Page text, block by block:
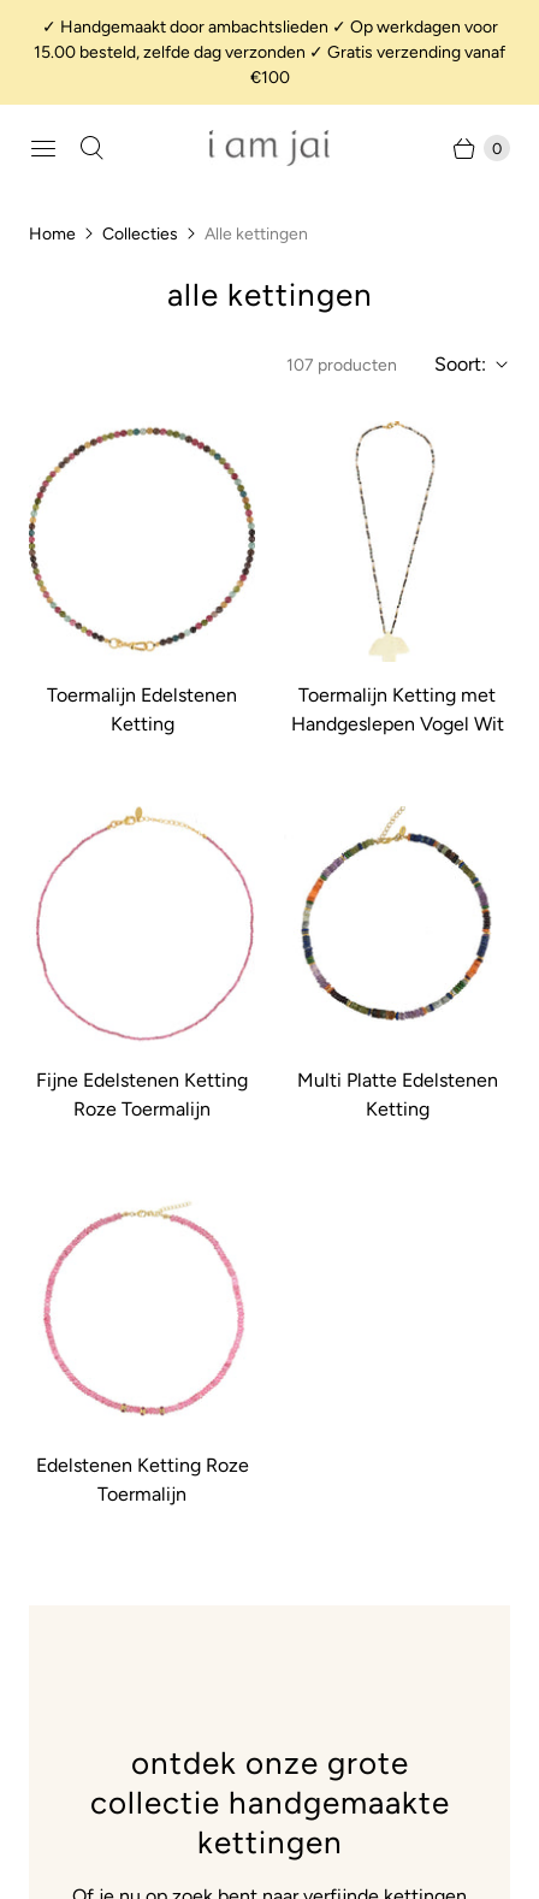
✓ Handgemaakt door ambachtslieden ✓ Op werkdagen voor
15.00 besteld, zelfde dag verzonden ✓ Gratis verzending vanaf
€100
0
Home Collecties Alle kettingen
alle kettingen
107 producten Soort:
Toermalijn Edelstenen
Ketting
Toermalijn Ketting met
Handgeslepen Vogel Wit
Fijne Edelstenen Ketting
Roze Toermalijn
Multi Platte Edelstenen
Ketting
Edelstenen Ketting Roze
Toermalijn
ontdek onze grote
collectie handgemaakte
kettingen